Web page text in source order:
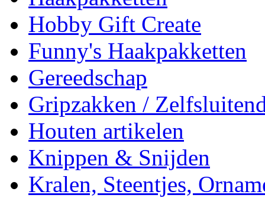
Hobby Gift Create
Funny's Haakpakketten
Gereedschap
Gripzakken /
Houten artikelen
Knippen & Snijden
Kralen, Steentjes,